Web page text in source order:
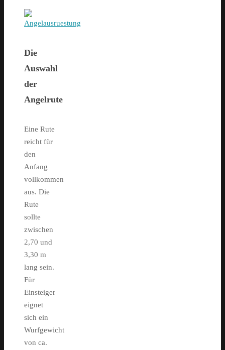
Die
Auswahl
der
Angelrute
Eine Rute
reicht für
den
Anfang
vollkommen
aus. Die
Rute
sollte
zwischen
2,70 und
3,30 m
lang sein.
Für
Einsteiger
eignet
sich ein
Wurfgewicht
von ca.